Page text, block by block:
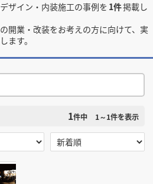
を探す
施工会社様へ
ザイン・内装施工の事例を 1件掲載し
開業・改装をお考えの方に向けて、実
ます。
検索条件をクリア
1件中 1～1件を表示